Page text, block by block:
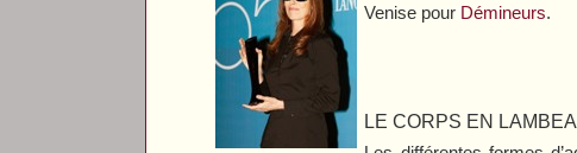
Venise pour Démineurs.
LE CORPS EN